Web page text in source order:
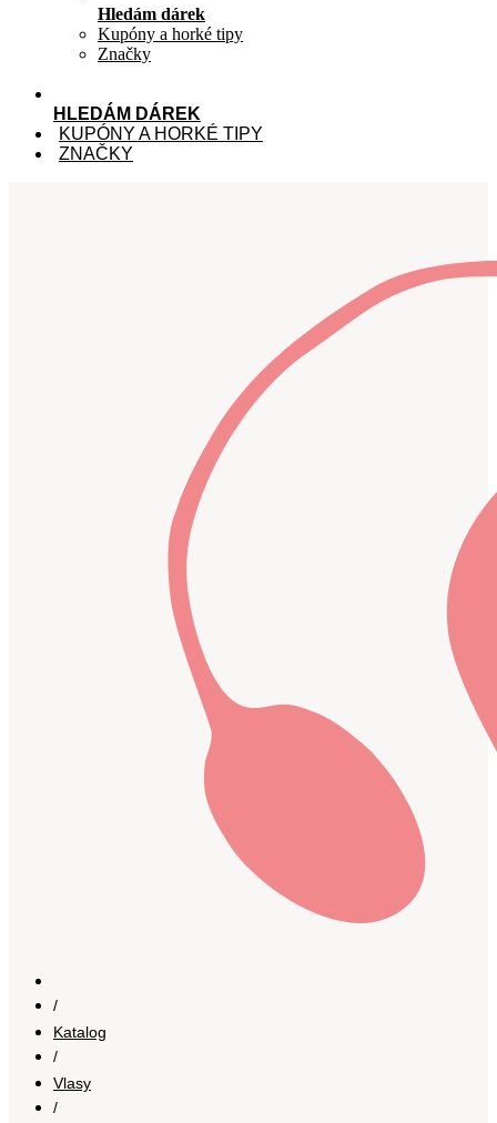
Hledám dárek
Kupóny a horké tipy
Značky
HLEDÁM DÁREK
KUPÓNY A HORKÉ TIPY
ZNAČKY
/
Katalog
/
Vlasy
/